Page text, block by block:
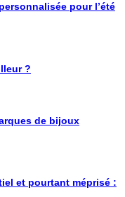
pour l’été
?
de bijoux
et pourtant méprisé :